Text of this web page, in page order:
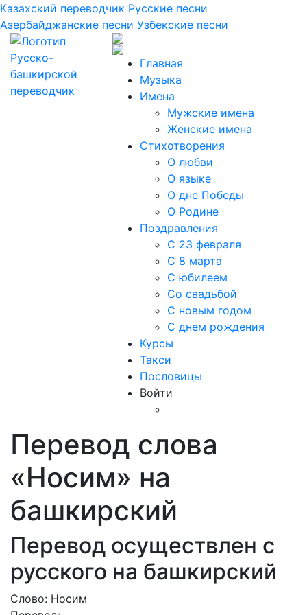
Казахский переводчик Русские песни
Азербайджанские песни Узбекские песни
Главная
Музыка
Имена
Мужские имена
Женские имена
Стихотворения
О любви
О языке
О дне Победы
О Родине
Поздравления
С 23 февраля
С 8 марта
С юбилеем
Со свадьбой
С новым годом
С днем рождения
Курсы
Такси
Пословицы
Войти
Перевод слова
«Носим» на
башкирский
Перевод осуществлен с
русского на башкирский
Слово: Носим